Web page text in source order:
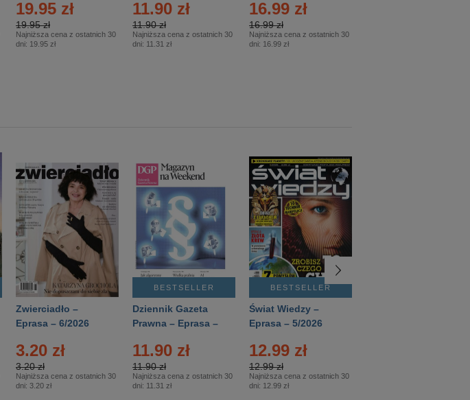
19.95 zł
19.95 zł
Najniższa cena z ostatnich 30
dni: 19.95 zł
11.90 zł
11.90 zł
Najniższa cena z ostatnich 30
dni: 11.31 zł
16.99 zł
16.99 zł
Najniższa cena z ostatnich 30
dni: 16.99 zł
Zwierciadło –
Eprasa – 6/2026
3.20 zł
3.20 zł
Najniższa cena z ostatnich 30
dni: 3.20 zł
BESTSELLER
Dziennik Gazeta
Prawna – Eprasa –
11.90 zł
11.90 zł
Najniższa cena z ostatnich 30
dni: 11.31 zł
BESTSELLER
Świat Wiedzy –
Eprasa – 5/2026
12.99 zł
12.99 zł
Najniższa cena z ostatnich 30
dni: 12.99 zł